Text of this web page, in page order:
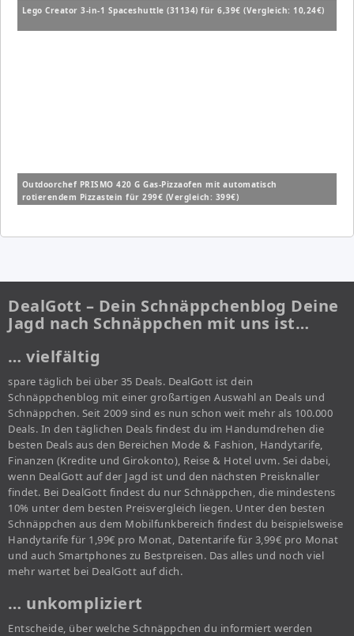
Lego Creator 3-in-1 Spaceshuttle (31134) für 6,39€ (Vergleich: 10,24€)
Outdoorchef PRISMO 420 G Gas-Pizzaofen mit automatisch
rotierendem Pizzastein für 299€ (Vergleich: 399€)
DealGott – Dein Schnäppchenblog Deine
Jagd nach Schnäppchen mit uns ist…
… vielfältig
spare täglich bei über 35 Deals. DealGott ist dein
Schnäppchenblog mit einer großartigen Auswahl an Deals und
Schnäppchen. Seit 2009 sind es nun schon weit mehr als 100.000
Deals. In den täglichen Deals findest du im Handumdrehen die
besten Deals aus den Bereichen Mode & Fashion, Handytarife,
Finanzen (Kredite und Girokonto), Reise & Hotel uvm. Sei dabei,
wenn DealGott auf der Jagd ist und den nächsten Preisknaller
findet. Bei DealGott findest du nur Schnäppchen, die mindestens
10% unter dem besten Preisvergleich liegen. Unter den besten
Schnäppchen aus dem Mobilfunkbereich findest du beispielsweise
Handytarife für 1,99€ pro Monat, Datentarife für 3,99€ pro Monat
und auch Smartphones zu Bestpreisen. Das alles und noch viel
mehr wartet bei DealGott auf dich.
… unkompliziert
Entscheide, über welche Schnäppchen du informiert werden